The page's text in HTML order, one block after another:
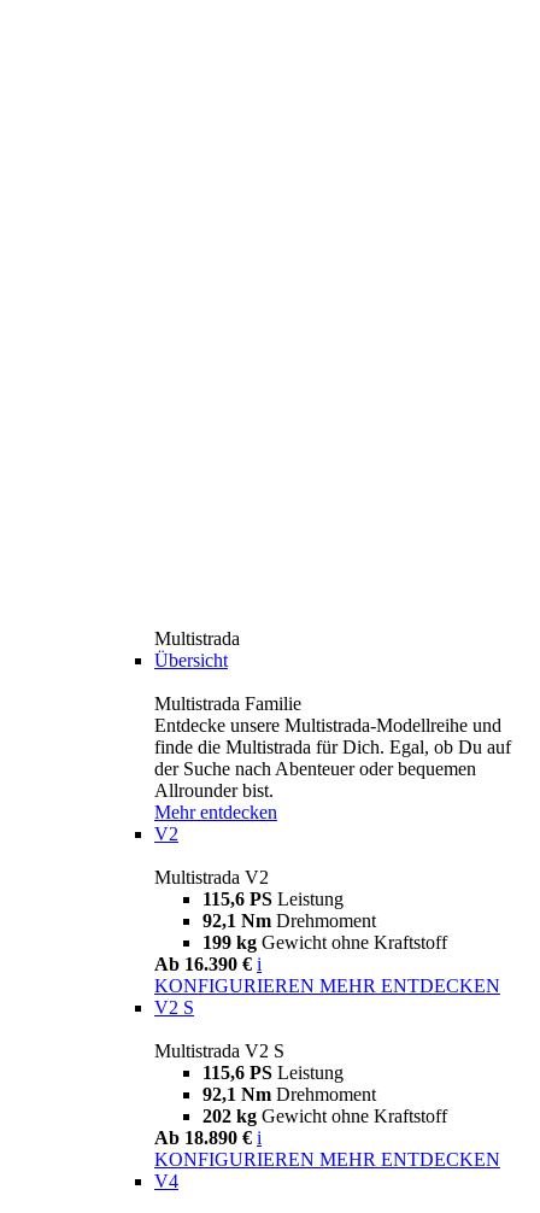
Multistrada
Übersicht
Multistrada Familie
Entdecke unsere Multistrada-Modellreihe und
finde die Multistrada für Dich. Egal, ob Du auf
der Suche nach Abenteuer oder bequemen
Allrounder bist.
Mehr entdecken
V2
Multistrada V2
115,6 PS Leistung
92,1 Nm Drehmoment
199 kg Gewicht ohne Kraftstoff
Ab 16.390 € i
KONFIGURIEREN MEHR ENTDECKEN
V2 S
Multistrada V2 S
115,6 PS Leistung
92,1 Nm Drehmoment
202 kg Gewicht ohne Kraftstoff
Ab 18.890 € i
KONFIGURIEREN MEHR ENTDECKEN
V4